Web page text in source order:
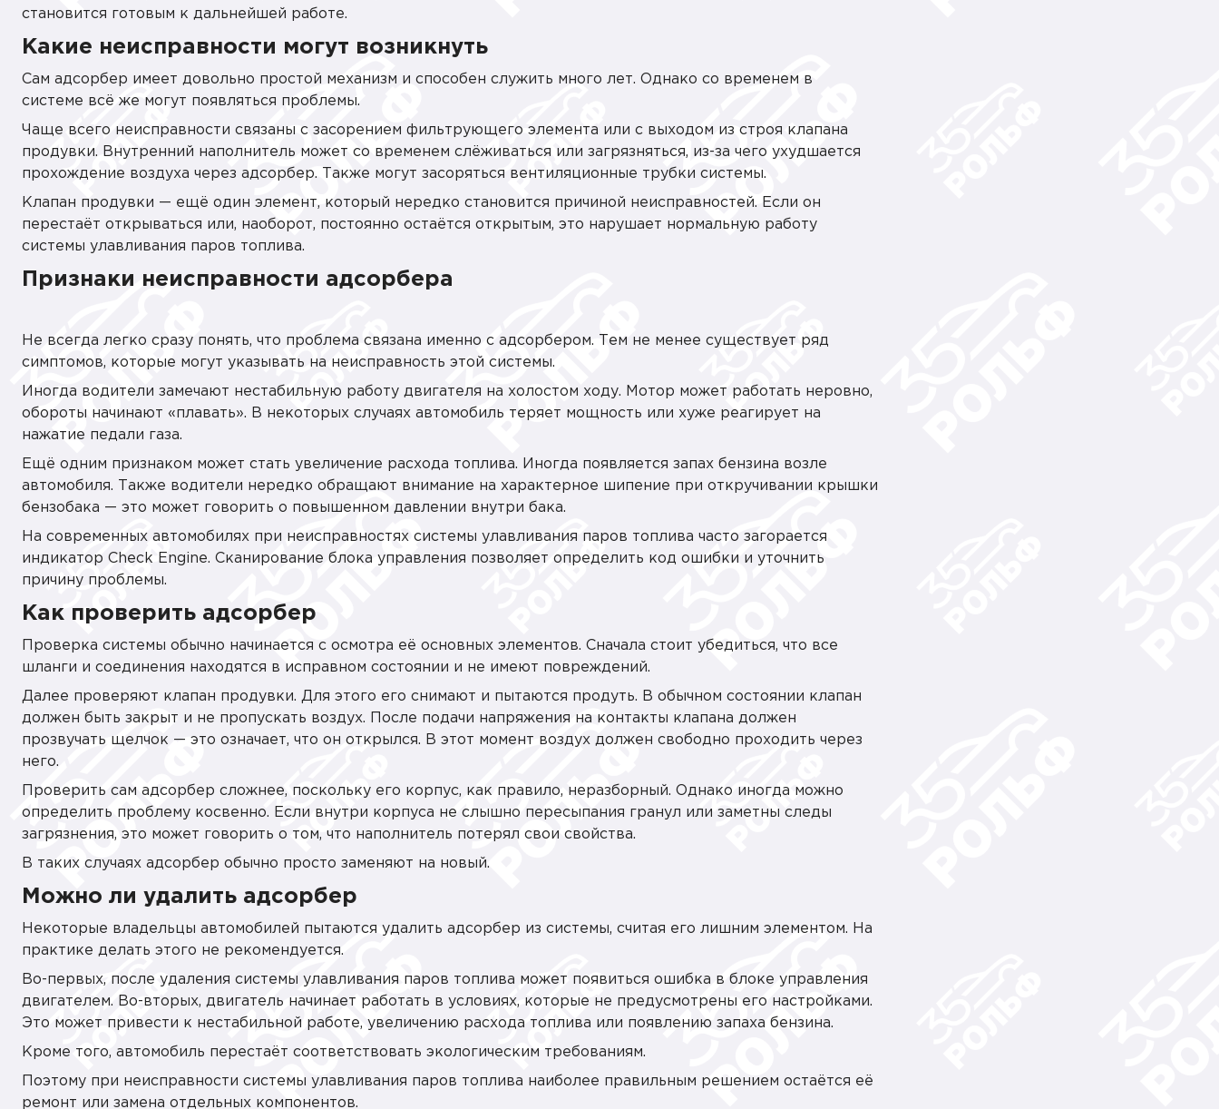
становится готовым к дальнейшей работе.
Какие неисправности могут возникнуть
Сам адсорбер имеет довольно простой механизм и способен служить много лет. Однако со временем в
системе всё же могут появляться проблемы.
Чаще всего неисправности связаны с засорением фильтрующего элемента или с выходом из строя клапана
продувки. Внутренний наполнитель может со временем слёживаться или загрязняться, из-за чего ухудшается
прохождение воздуха через адсорбер. Также могут засоряться вентиляционные трубки системы.
Клапан продувки — ещё один элемент, который нередко становится причиной неисправностей. Если он
перестаёт открываться или, наоборот, постоянно остаётся открытым, это нарушает нормальную работу
системы улавливания паров топлива.
Признаки неисправности адсорбера
Не всегда легко сразу понять, что проблема связана именно с адсорбером. Тем не менее существует ряд
симптомов, которые могут указывать на неисправность этой системы.
Иногда водители замечают нестабильную работу двигателя на холостом ходу. Мотор может работать неровно,
обороты начинают «плавать». В некоторых случаях автомобиль теряет мощность или хуже реагирует на
нажатие педали газа.
Ещё одним признаком может стать увеличение расхода топлива. Иногда появляется запах бензина возле
автомобиля. Также водители нередко обращают внимание на характерное шипение при откручивании крышки
бензобака — это может говорить о повышенном давлении внутри бака.
На современных автомобилях при неисправностях системы улавливания паров топлива часто загорается
индикатор Check Engine. Сканирование блока управления позволяет определить код ошибки и уточнить
причину проблемы.
Как проверить адсорбер
Проверка системы обычно начинается с осмотра её основных элементов. Сначала стоит убедиться, что все
шланги и соединения находятся в исправном состоянии и не имеют повреждений.
Далее проверяют клапан продувки. Для этого его снимают и пытаются продуть. В обычном состоянии клапан
должен быть закрыт и не пропускать воздух. После подачи напряжения на контакты клапана должен
прозвучать щелчок — это означает, что он открылся. В этот момент воздух должен свободно проходить через
него.
Проверить сам адсорбер сложнее, поскольку его корпус, как правило, неразборный. Однако иногда можно
определить проблему косвенно. Если внутри корпуса не слышно пересыпания гранул или заметны следы
загрязнения, это может говорить о том, что наполнитель потерял свои свойства.
В таких случаях адсорбер обычно просто заменяют на новый.
Можно ли удалить адсорбер
Некоторые владельцы автомобилей пытаются удалить адсорбер из системы, считая его лишним элементом. На
практике делать этого не рекомендуется.
Во-первых, после удаления системы улавливания паров топлива может появиться ошибка в блоке управления
двигателем. Во-вторых, двигатель начинает работать в условиях, которые не предусмотрены его настройками.
Это может привести к нестабильной работе, увеличению расхода топлива или появлению запаха бензина.
Кроме того, автомобиль перестаёт соответствовать экологическим требованиям.
Поэтому при неисправности системы улавливания паров топлива наиболее правильным решением остаётся её
ремонт или замена отдельных компонентов.